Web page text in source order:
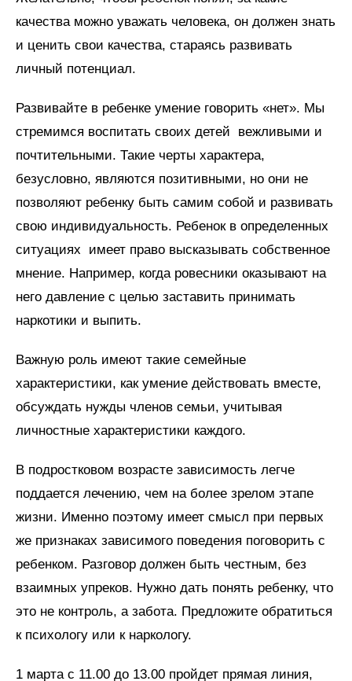
качества можно уважать человека, он должен знать
и ценить свои качества, стараясь развивать
личный потенциал.
Развивайте в ребенке умение говорить «нет». Мы
стремимся воспитать своих детей вежливыми и
почтительными. Такие черты характера,
безусловно, являются позитивными, но они не
позволяют ребенку быть самим собой и развивать
свою индивидуальность. Ребенок в определенных
ситуациях имеет право высказывать собственное
мнение. Например, когда ровесники оказывают на
него давление с целью заставить принимать
наркотики и выпить.
Важную роль имеют такие семейные
характеристики, как умение действовать вместе,
обсуждать нужды членов семьи, учитывая
личностные характеристики каждого.
В подростковом возрасте зависимость легче
поддается лечению, чем на более зрелом этапе
жизни. Именно поэтому имеет смысл при первых
же признаках зависимого поведения поговорить с
ребенком. Разговор должен быть честным, без
взаимных упреков. Нужно дать понять ребенку, что
это не контроль, а забота. Предложите обратиться
к психологу или к наркологу.
1 марта с 11.00 до 13.00 пройдет прямая линия,